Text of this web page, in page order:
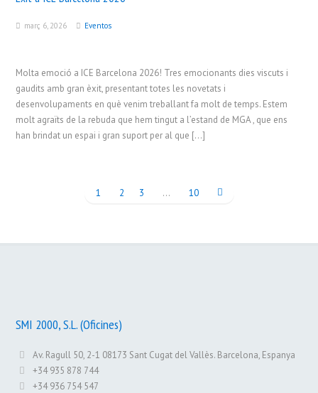
març 6, 2026 Eventos
Molta emoció a ICE Barcelona 2026! Tres emocionants dies viscuts i
gaudits amb gran èxit, presentant totes les novetats i
desenvolupaments en què venim treballant fa molt de temps. Estem
molt agraïts de la rebuda que hem tingut a l’estand de MGA , que ens
han brindat un espai i gran suport per al que […]
1 2 3 … 10
SMI 2000, S.L. (Oficines)
Av. Ragull 50, 2-1 08173 Sant Cugat del Vallès. Barcelona, Espanya
+34 935 878 744
+34 936 754 547